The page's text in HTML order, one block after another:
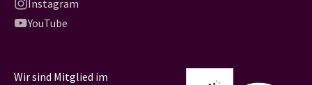
Instagram
YouTube
Wir sind Mitglied im